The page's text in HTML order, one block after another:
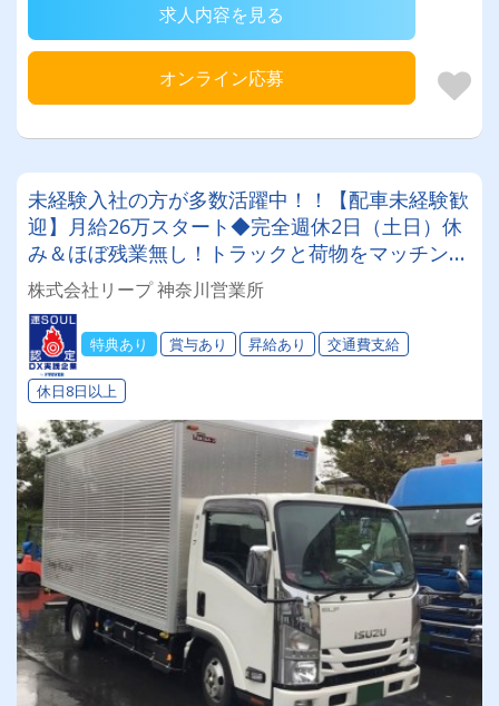
求人内容を見る
オンライン応募
未経験入社の方が多数活躍中！！【配車未経験歓
迎】月給26万スタート◆完全週休2日（土日）休
み＆ほぼ残業無し！トラックと荷物をマッチング
するお仕事です
株式会社リープ 神奈川営業所
特典あり 賞与あり 昇給あり 交通費支給
休日8日以上